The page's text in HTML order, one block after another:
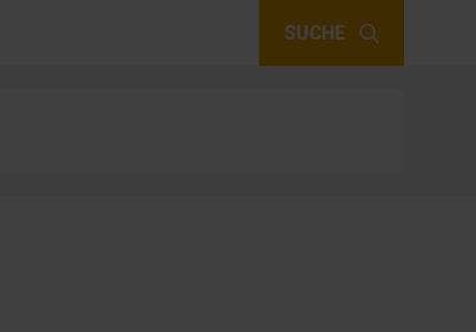
SUCHE